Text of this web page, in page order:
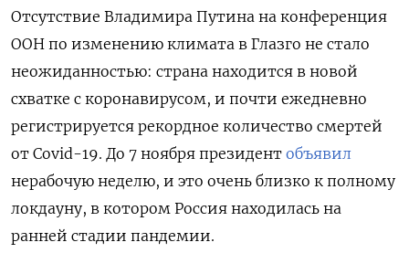
Отсутствие Владимира Путина на конференция
ООН по изменению климата в Глазго не стало
неожиданностью: страна находится в новой
схватке с коронавирусом, и почти ежедневно
регистрируется рекордное количество смертей
от Covid-19. До 7 ноября президент объявил
нерабочую неделю, и это очень близко к полному
локдауну, в котором Россия находилась на
ранней стадии пандемии.